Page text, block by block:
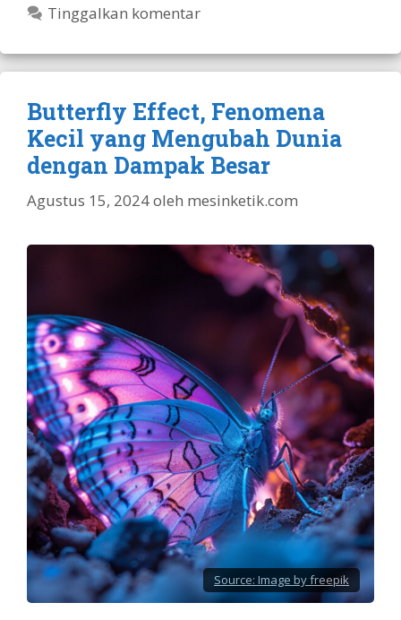
Tinggalkan komentar
Butterfly Effect, Fenomena
Kecil yang Mengubah Dunia
dengan Dampak Besar
Agustus 15, 2024oleh mesinketik.com
Source: Image by freepik